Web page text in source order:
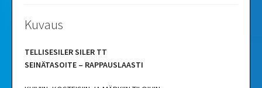
Kuvaus
TELLISESILER SILER TT
SEINÄTASOITE – RAPPAUSLAASTI